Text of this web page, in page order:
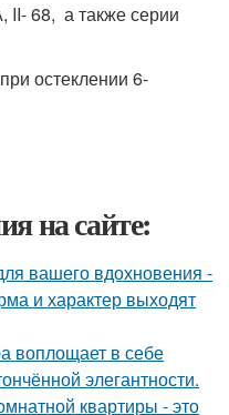
68, а также серии
остеклении 6-
на сайте:
вашего вдохновения -
и характер выходят
воплощает в себе
элегантности.
квартиры - это